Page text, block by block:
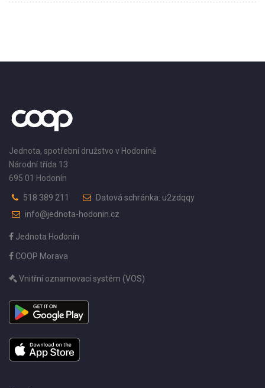
Jednota, spotřební družstvo v Hodoníně
Národní třída 13
695 01 Hodonín
518 389 211
Datová schránka: u2zdqqy
info@jednota-hodonin.cz
Jednota Hodonín
COOP Morava
Vnitřní oznamovací systém (VOS)